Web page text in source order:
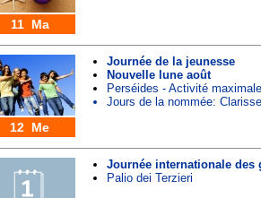
11 Ma
12 Me
Journée de la jeunesse
Nouvelle lune août
Perséides - Activité maximale
Jours de la nommée: Clarisse
Journée internationale des
Palio dei Terzieri